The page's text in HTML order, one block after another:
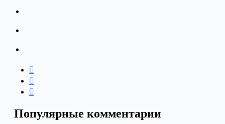
Популярные комментарии